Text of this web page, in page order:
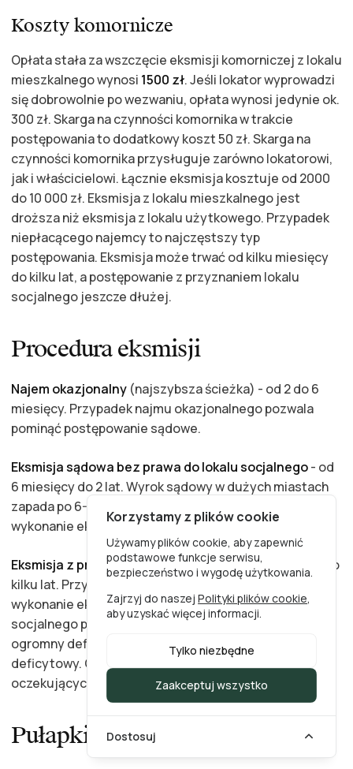
Koszty komornicze
Opłata stała za wszczęcie eksmisji komorniczej z lokalu
mieszkalnego wynosi 1500 zł. Jeśli lokator wyprowadzi
się dobrowolnie po wezwaniu, opłata wynosi jedynie ok.
300 zł. Skarga na czynności komornika w trakcie
postępowania to dodatkowy koszt 50 zł. Skarga na
czynności komornika przysługuje zarówno lokatorowi,
jak i właścicielowi. Łącznie eksmisja kosztuje od 2000
do 10 000 zł. Eksmisja z lokalu mieszkalnego jest
droższa niż eksmisja z lokalu użytkowego. Przypadek
niepłacącego najemcy to najczęstszy typ
postępowania. Eksmisja może trwać od kilku miesięcy
do kilku lat, a postępowanie z przyznaniem lokalu
socjalnego jeszcze dłużej.
Procedura eksmisji
Najem okazjonalny (najszybsza ścieżka) - od 2 do 6
miesięcy. Przypadek najmu okazjonalnego pozwala
pominąć postępowanie sądowe.
Eksmisja sądowa bez prawa do lokalu socjalnego- od
6 miesięcy do 2 lat. Wyrok sądowy w dużych miastach
zapada po 6-18 miesiącach, do tego dochodzi
wykonanie eksmisji.
Eksmisja z przyznaniem lokalu socjalnego- od roku do
kilku lat. Przyznanie lokalu przez sąd wstrzymuje
wykonanie eksmisji do czasu dostarczenia lokalu
socjalnego przez gminę. Gmina w dużych miastach ma
ogromny deficyt lokali - socjalny lokal to towar
deficytowy. Otrzymanie lokalu socjalnego z listy
oczekujących gminy może trwać latami.
Pułapki i błędy przy eksmisji
Korzystamy z plików cookie
Używamy plików cookie, aby zapewnić
podstawowe funkcje serwisu,
bezpieczeństwo i wygodę użytkowania.
Zajrzyj do naszejPolityki plików cookie,
aby uzyskać więcej informacji.
Tylko niezbędne
Zaakceptuj wszystko
Dostosuj